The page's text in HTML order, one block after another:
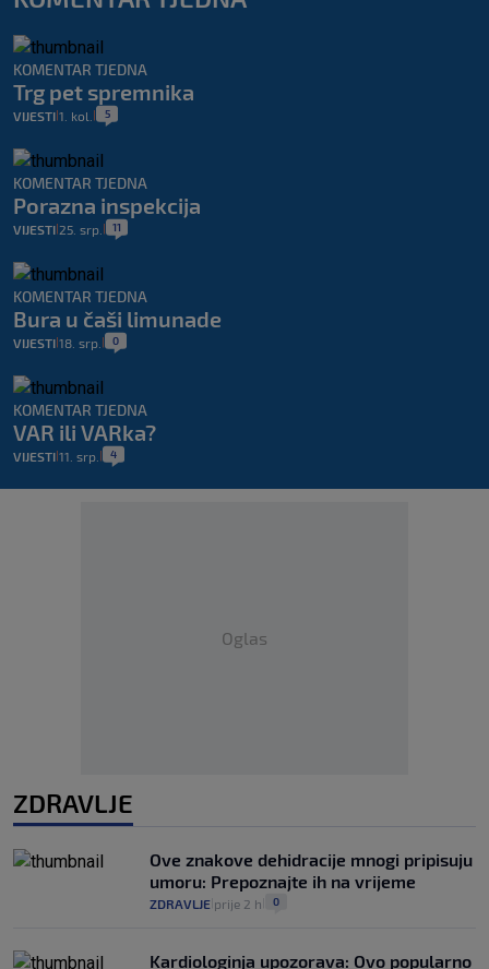
KOMENTAR TJEDNA
Trg pet spremnika
VIJESTI 1. kol. 5
KOMENTAR TJEDNA
Porazna inspekcija
VIJESTI 25. srp. 11
KOMENTAR TJEDNA
Bura u čaši limunade
VIJESTI 18. srp. 0
KOMENTAR TJEDNA
VAR ili VARka?
VIJESTI 11. srp. 4
Oglas
ZDRAVLJE
Ove znakove dehidracije mnogi pripisuju
umoru: Prepoznajte ih na vrijeme
ZDRAVLJE prije 2 h 0
Kardiologinja upozorava: Ovo popularno